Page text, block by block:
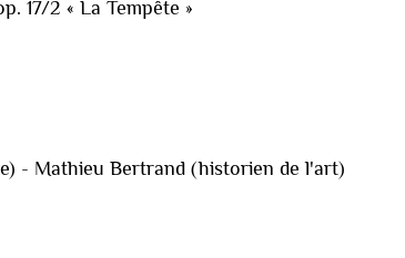
17/2 « La Tempête »
- Mathieu Bertrand (historien de l'art)